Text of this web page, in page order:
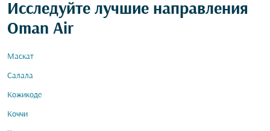
Исследуйте лучшие направления
Oman Air
Маскат
Салала
Кожикоде
Коччи